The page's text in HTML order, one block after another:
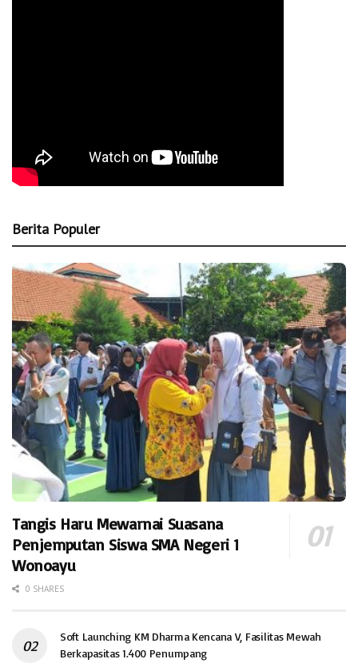
Berita Populer
Tangis Haru Mewarnai Suasana
Penjemputan Siswa SMA Negeri 1
Wonoayu
0 SHARES
Soft Launching KM Dharma Kencana V, Fasilitas Mewah
Berkapasitas 1.400 Penumpang